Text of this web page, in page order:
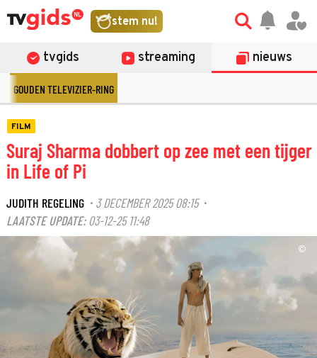
stem nu!
tvgids streaming nieuws
GOUDEN TELEVIZIER-RING
FILM
Suraj Sharma dobbert op zee met een tijger
in Life of Pi
JUDITH REGELING · 3 DECEMBER 2025 08:15·
LAATSTE UPDATE: 03-12-25 11:48
©